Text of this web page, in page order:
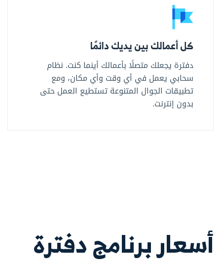
كل أعمالك بين يديك دائمًا
دفترة يجعلك متصلًا بأعمالك أينما كنت. نظام
سحابي يعمل في أي وقت وأي مكان، ومع
تطبيقات الجوال المتنوعة تستطيع العمل حتى
بدون إنترنت.
أسعار برنامج دفترة